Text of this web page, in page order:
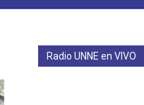
Radio UNNE en VIVO